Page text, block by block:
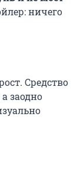
ничего
Средство
заодно